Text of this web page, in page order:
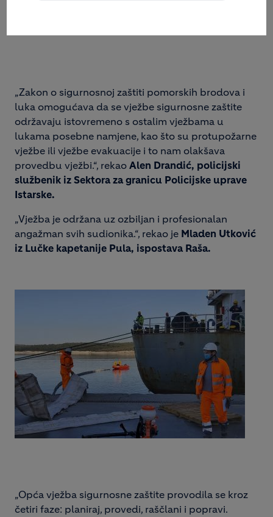
„Zakon o sigurnosnoj zaštiti pomorskih brodova i
luka omogućava da se vježbe sigurnosne zaštite
održavaju istovremeno s ostalim vježbama u
lukama posebne namjene, kao što su protupožarne
vježbe ili vježbe evakuacije i to nam olakšava
provedbu vježbi.“, rekao Alen Drandić, policijski
službenik iz Sektora za granicu Policijske uprave
Istarske.
„Vježba je održana uz ozbiljan i profesionalan
angažman svih sudionika.“, rekao je Mladen Utković
iz Lučke kapetanije Pula, ispostava Raša.
„Opća vježba sigurnosne zaštite provodila se kroz
četiri faze: planiraj, provedi, raščlani i popravi.